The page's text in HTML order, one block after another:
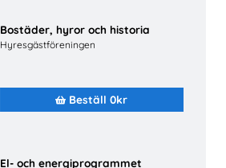
Bostäder, hyror och historia
Hyresgästföreningen
Beställ 0kr
El- och energiprogrammet